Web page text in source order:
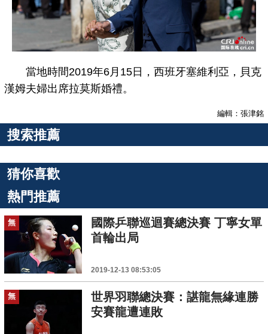
當地時間2019年6月15日，西班牙塞維利亞，貝克
漢姆夫婦出席拉莫斯婚禮。
編輯：張津銘
搜索推薦
猜你喜歡
熱門推薦
無
國際乒聯巡迴賽總決賽 丁寧女單
首輪出局
2019-12-13 08:53:05
無
世界羽聯總決賽：諶龍無緣連勝
安賽龍遭連敗